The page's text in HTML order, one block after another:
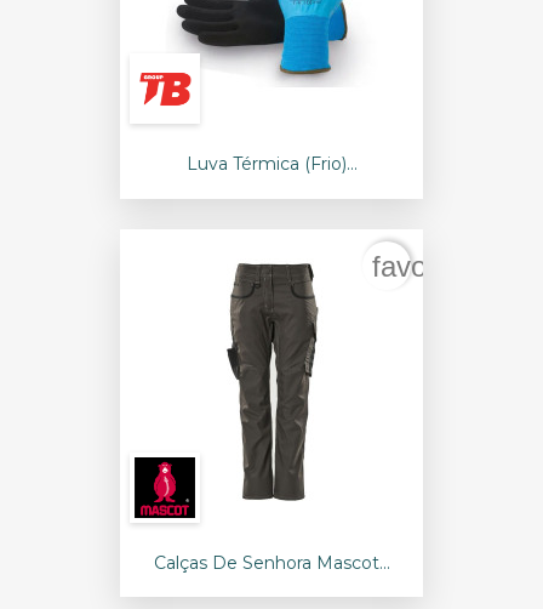
Luva Térmica (frio)...
Calças De Senhora Mascot...